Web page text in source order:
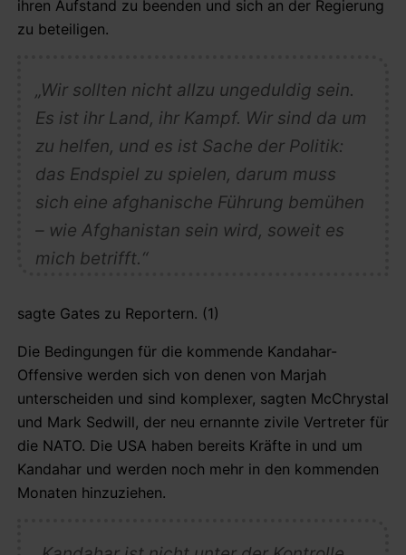
ihren Aufstand zu beenden und sich an der Regierung
zu beteiligen.
„Wir sollten nicht allzu ungeduldig sein.
Es ist ihr Land, ihr Kampf. Wir sind da um
zu helfen, und es ist Sache der Politik:
das Endspiel zu spielen, darum muss
sich eine afghanische Führung bemühen
– wie Afghanistan sein wird, soweit es
mich betrifft.“
sagte Gates zu Reportern. (1)
Die Bedingungen für die kommende Kandahar-
Offensive werden sich von denen von Marjah
unterscheiden und sind komplexer, sagten McChrystal
und Mark Sedwill, der neu ernannte zivile Vertreter für
die NATO. Die USA haben bereits Kräfte in und um
Kandahar und werden noch mehr in den kommenden
Monaten hinzuziehen.